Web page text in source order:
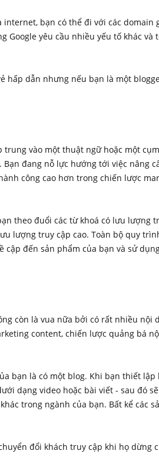
bạn có thể đi với các domain
yêu cầu nhiều yếu tố khác và
hấp dẫn nhưng nếu bạn là một
vào một thuật ngữ hoặc một
đang nỗ lực hướng tới việc nâng
công cao hơn trong chiến lược
theo đuổi các từ khoá có lưu lượng
lượng truy cập cao. Toàn bộ quy
cập đến sản phẩm của bạn và sử
còn là vua nữa bởi có rất nhiều nội
content, chiến lược quảng bá
bạn là có một blog. Khi bạn thiết lập
dạng video hoặc bài viết - sau đó
trong ngành của bạn. Bất kể các
đổi khách truy cập khi họ dừng